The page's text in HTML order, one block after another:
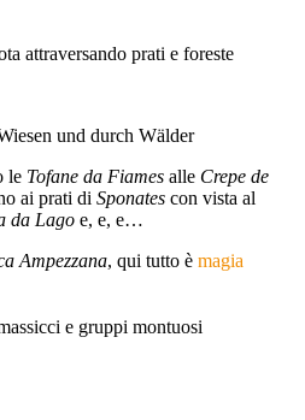
attraversando prati e foreste
le Tofane da Fiames alle Crepe de
ai prati di Sponates con vista al
da Lago e, e, e…
Ampezzana, qui tutto è magia
e gruppi montuosi